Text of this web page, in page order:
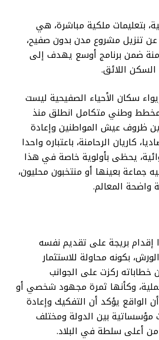
بتعليمات ملكية مباشرة، هي
عن تنزيل مشروع مدن بدون صفيح،
ضمن برنامج أوسع يهدف إلى
سكان الأحياء الصفيحية ليست
وطني متكامل انطلق منذ
ظروف عيش المواطنين وإعادة
كاريان الرحامنة، باعتباره واحدا
يحظى بأولوية خاصة في هذا
جماعة بعينها أو منتخبون محليون،
واضحة المعالم.
إقدام بريجة على تقديم نفسه
بكونه محاولة للاستثمار
خطاباته ركزت على الجوانب
وكأنها ثمرة مجهود شخصي أو
يؤكد أن التفكيك وإعادة
مؤسساتية بين الدولة ومختلف
من أعلى سلطة في البلاد.